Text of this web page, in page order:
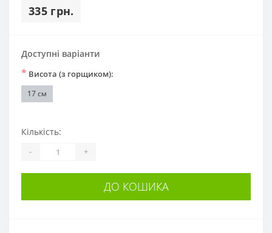
335 грн.
Доступні варіанти
* Висота (з горщиком):
17 см
Кількість:
- +
ДО КОШИКА